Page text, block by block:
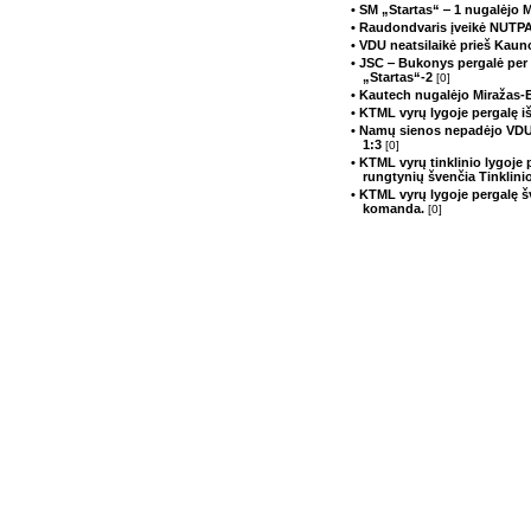
• SM „Startas“ ‒ 1 nugalėjo
• Raudondvaris įveikė
• VDU neatsilaikė prieš
• JSC ‒ Bukonys pergalė
„Startas“-2 [0]
• Kautech nugalėjo
• KTML vyrų lygoje pergalę
• Namų sienos nepadėjo
1:3 [0]
• KTML vyrų tinklinio lygoje
rungtynių švenčia
• KTML vyrų lygoje pergalę
komanda. [0]